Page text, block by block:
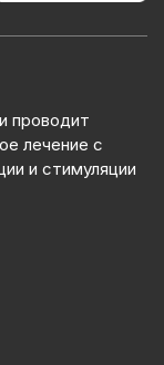
проводит
лечение с
и стимуляции